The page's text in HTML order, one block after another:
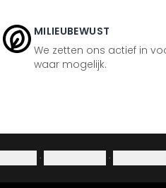
MILIEUBEWUST
We zetten ons actief in
waar mogelijk.
· ·